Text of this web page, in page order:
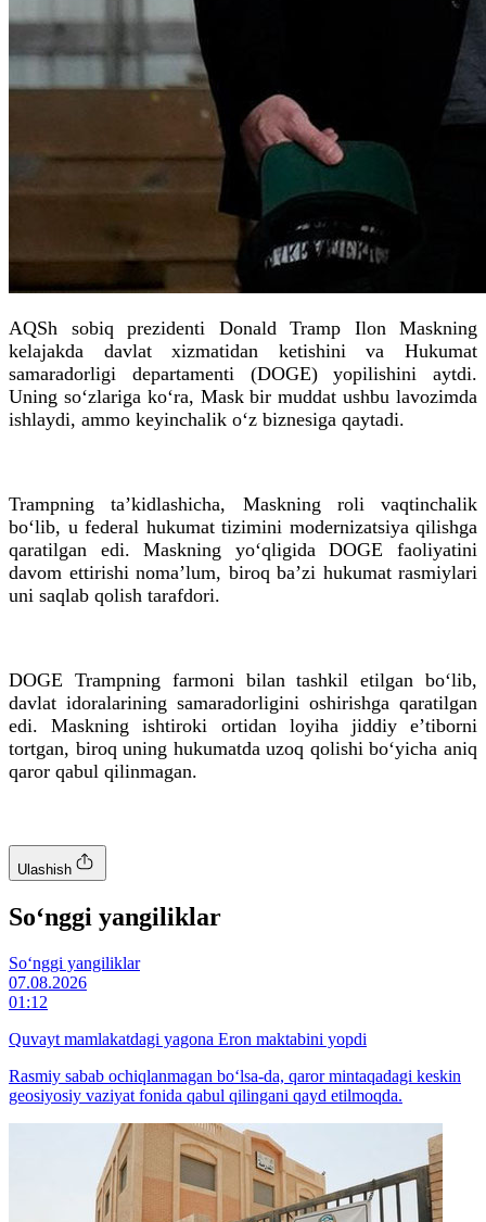
AQSh sobiq prezidenti Donald Tramp Ilon Maskning
kelajakda davlat xizmatidan ketishini va Hukumat
samaradorligi departamenti (DOGE) yopilishini aytdi.
Uning so‘zlariga ko‘ra, Mask bir muddat ushbu lavozimda
ishlaydi, ammo keyinchalik o‘z biznesiga qaytadi.
Trampning ta’kidlashicha, Maskning roli vaqtinchalik
bo‘lib, u federal hukumat tizimini modernizatsiya qilishga
qaratilgan edi. Maskning yo‘qligida DOGE faoliyatini
davom ettirishi noma’lum, biroq ba’zi hukumat rasmiylari
uni saqlab qolish tarafdori.
DOGE Trampning farmoni bilan tashkil etilgan bo‘lib,
davlat idoralarining samaradorligini oshirishga qaratilgan
edi. Maskning ishtiroki ortidan loyiha jiddiy e’tiborni
tortgan, biroq uning hukumatda uzoq qolishi bo‘yicha aniq
qaror qabul qilinmagan.
Ulashish
So‘nggi yangiliklar
So‘nggi yangiliklar
07.08.2026
01:12
Quvayt mamlakatdagi yagona Eron maktabini yopdi
Rasmiy sabab ochiqlanmagan bo‘lsa-da, qaror mintaqadagi keskin
geosiyosiy vaziyat fonida qabul qilingani qayd etilmoqda.